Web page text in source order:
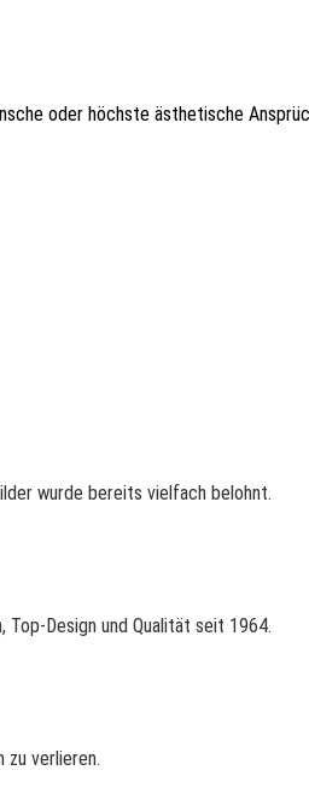
oder höchste ästhetische
wurde bereits vielfach belohnt.
Top-Design und Qualität seit 1964.
zu verlieren.